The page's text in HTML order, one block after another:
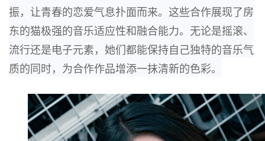
振，让青春的恋爱气息扑面而来。这些合作展现了房
东的猫极强的音乐适应性和融合能力。 无论是摇滚、
流行还是电子元素， 她们都能保持自己独特的音乐气
质的同时， 为合作作品增添一抹清新的色彩。